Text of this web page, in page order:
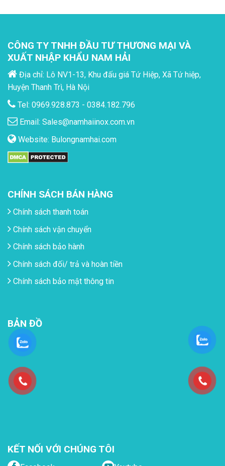
CÔNG TY TNHH ĐẦU TƯ THƯƠNG MẠI VÀ
XUẤT NHẬP KHẨU NAM HẢI
Địa chỉ: Lô NV1-13, Khu đấu giá Tứ Hiệp, Xã Tứ hiệp,
Huyện Thanh Trì, Hà Nội
Tel: 0969.928.873 - 0384.182.796
Email: Sales@namhaiinox.com.vn
Website: Bulongnamhai.com
CHÍNH SÁCH BÁN HÀNG
Chính sách thanh toán
Chính sách vận chuyển
Chính sách bảo hành
Chính sách đối/ trả và hoàn tiền
Chính sách bảo mật thông tin
BẢN ĐỒ
KẾT NỐI VỚI CHÚNG TÔI